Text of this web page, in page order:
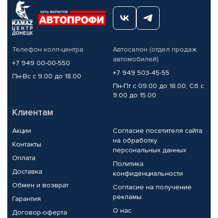
Телефон колл-центра
+7 949 00-00-550
Пн-Вс с 9.00 до 18.00
Автосалон (отдел продаж
автомобилей)
+7 949 503-45-55
Пн-Пт с 09.00 до 18.00, Сб с
9.00 до 15.00
Клиентам
Акции
Контакты
Оплата
Доставка
Обмен и возврат
Гарантия
Договор-оферта
Согласие посетителя сайта
на обработку
персональных данных
Политика
конфиденциальности
Согласие на получение
рекламы
О нас